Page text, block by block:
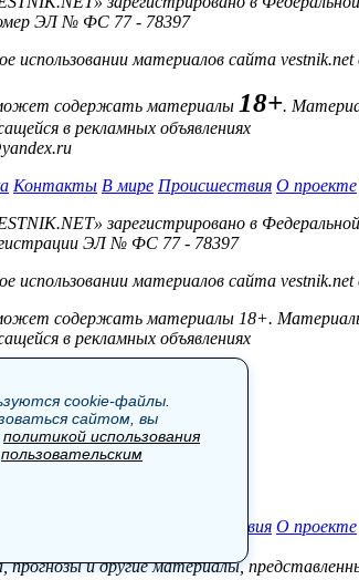
ЭЛ № ФС 77 - 78397
использовании материалов сайта
содержать материалы 18+.
в рекламных объявлениях
Контакты В мире Происшествия О проекте
зарегистрировано в
ЭЛ № ФС 77 - 78397
использовании материалов сайта
содержать материалы 18+.
в рекламных объявлениях
М.С.
reb.msk@yandex.ru
Происшествия О проекте
и другие материалы,
cookie-файлы.
сайтом, вы
политикой использования
пользовательским